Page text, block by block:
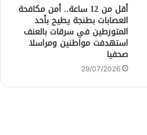
أقل من 12 ساعة.. أمن مكافحة
العصابات بطنجة يطيح بأحد
المتورطين في سرقات بالعنف
استهدفت مواطنين ومراسلا
صحفيا
29/07/2026